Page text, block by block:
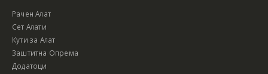
Рачен Алат
Сет Алати
Кути за Алат
Заштитна Опрема
Додатоци